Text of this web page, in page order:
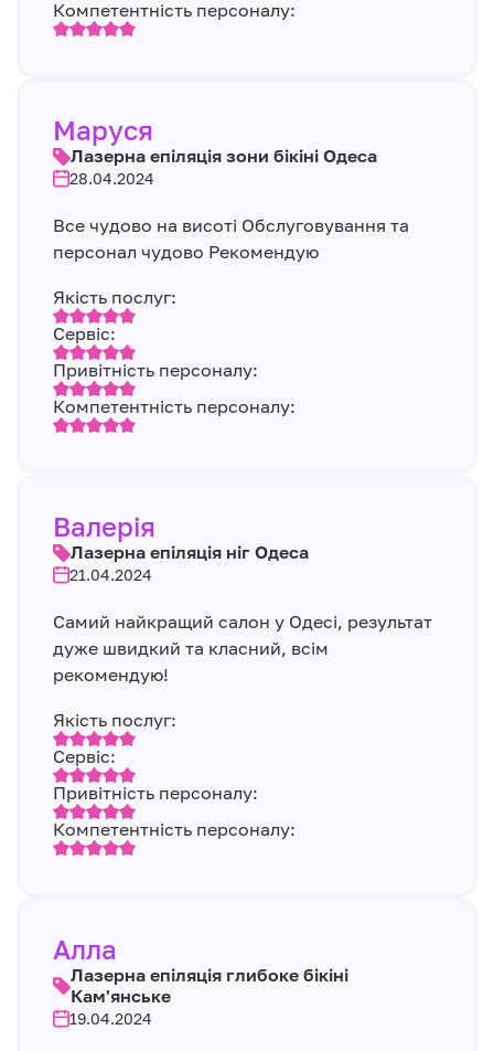
Компетентність персоналу:
Маруся
Лазерна епіляція зони бікіні Одеса
28.04.2024
Все чудово на висоті Обслуговування та
персонал чудово Рекомендую
Якість послуг:
Сервіс:
Привітність персоналу:
Компетентність персоналу:
Валерія
Лазерна епіляція ніг Одеса
21.04.2024
Самий найкращий салон у Одесі, результат
дуже швидкий та класний, всім
рекомендую!
Якість послуг:
Сервіс:
Привітність персоналу:
Компетентність персоналу:
Алла
Лазерна епіляція глибоке бікіні
Кам'янське
19.04.2024